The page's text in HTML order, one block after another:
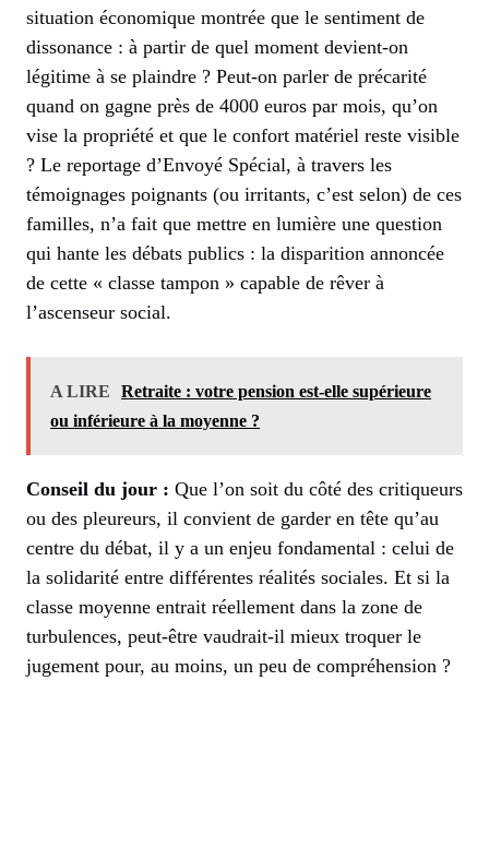
situation économique montrée que le sentiment de
dissonance : à partir de quel moment devient-on
légitime à se plaindre ? Peut-on parler de précarité
quand on gagne près de 4000 euros par mois, qu’on
vise la propriété et que le confort matériel reste visible
? Le reportage d’Envoyé Spécial, à travers les
témoignages poignants (ou irritants, c’est selon) de ces
familles, n’a fait que mettre en lumière une question
qui hante les débats publics : la disparition annoncée
de cette « classe tampon » capable de rêver à
l’ascenseur social.
A LIRE
Retraite : votre pension est-elle supérieure
ou inférieure à la moyenne ?
Conseil du jour : Que l’on soit du côté des critiqueurs
ou des pleureurs, il convient de garder en tête qu’au
centre du débat, il y a un enjeu fondamental : celui de
la solidarité entre différentes réalités sociales. Et si la
classe moyenne entrait réellement dans la zone de
turbulences, peut-être vaudrait-il mieux troquer le
jugement pour, au moins, un peu de compréhension ?